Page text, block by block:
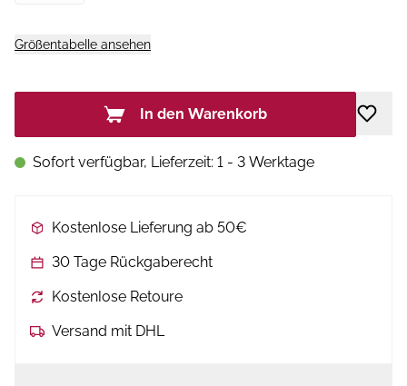
Größentabelle ansehen
In den Warenkorb
Sofort verfügbar, Lieferzeit: 1 - 3 Werktage
Kostenlose Lieferung ab 50€
30 Tage Rückgaberecht
Kostenlose Retoure
Versand mit DHL